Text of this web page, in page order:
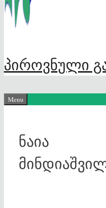
პიროვნული
Menu
ნაია